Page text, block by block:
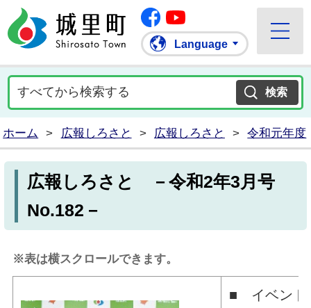
城里町ホームページ
Facebook
Language
ホーム > 広報しろさと > 広報しろさと > 令和元年度
広報しろさと －令和2年3月号
No.182－
※表は横スクロールできます。
■ イベント